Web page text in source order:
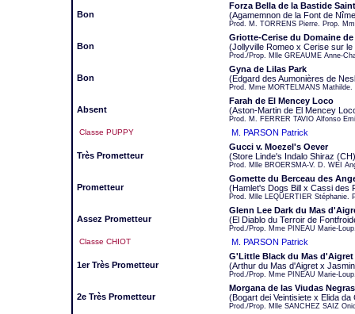
Bon
Forza Bella de la Bastide
(Agamemnon de la Font de
Prod. M. TORRENS Pierre. Prop.
Bon
Griotte-Cerise du Domaine
(Jollyville Romeo x Cerise sur
Prod./Prop. Mlle GREAUME Anne-
Bon
Gyna de Lilas Park
(Edgard des Aumonières de
Prod. Mme MORTELMANS
Absent
Farah de El Mencey Loco
(Aston-Martin de El Mencey
Prod. M. FERRER TAVIO Alfonso
Classe PUPPY M. PARSON Patrick
Très Prometteur
Gucci v. Moezel's Oever
(Store Linde's Indalo Shiraz
Prod. Mlle BROERSMA-V. D. WEI
Prometteur
Gomette du Berceau des
(Hamlet's Dogs Bill x Cassi des
Prod. Mlle LEQUERTIER Stéphanie.
Assez Prometteur
Glenn Lee Dark du Mas
(El Diablo du Terroir de
Prod./Prop. Mme PINEAU Marie-
Classe CHIOT M. PARSON Patrick
1er Très Prometteur
G'Little Black du Mas d'Aigret
(Arthur du Mas d'Aigret x
Prod./Prop. Mme PINEAU Marie-
2e Très Prometteur
Morgana de las Viudas Negras
(Bogart dei Veintisiete x Elida da
Prod./Prop. Mlle SANCHEZ SAIZ